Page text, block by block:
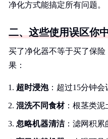
净化方式能搞定所有问题。
二、这些使用误区你
买了净化器不等于买了保
果：
超时浸泡：超过15分钟会
混洗不同食材：根茎类泥
忽略机器清洁：滤网积累